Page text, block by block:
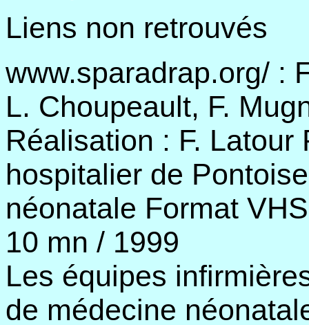
Liens non retrouvés
www.sparadrap.org/ :
L. Choupeault, F.
Réalisation : F. Latour
hospitalier de
néonatale Format
10 mn / 1999
Les équipes
de médecine